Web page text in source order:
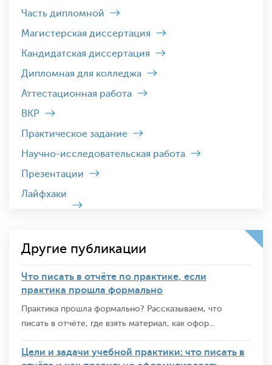
Часть дипломной
Магистерская диссертация
Кандидатская диссертация
Дипломная для колледжа
Аттестационная работа
ВКР
Практическое задание
Научно-исследовательская работа
Презентации
Лайфхаки
Другие публикации
Что писать в отчёте по практике, если
практика прошла формально
Практика прошла формально? Рассказываем, что
писать в отчёте, где взять материал, как офор...
Цели и задачи учебной практики: что писать в